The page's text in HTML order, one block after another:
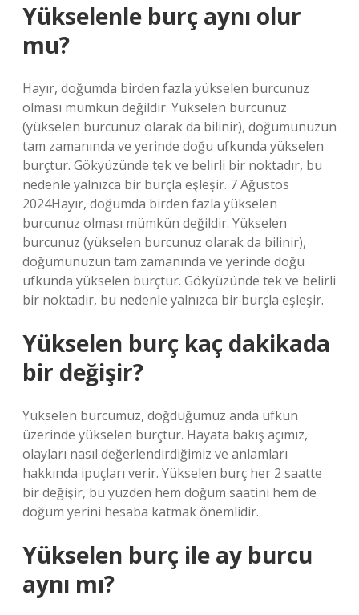
Yükselenle burç aynı olur
mu?
Hayır, doğumda birden fazla yükselen burcunuz
olması mümkün değildir. Yükselen burcunuz
(yükselen burcunuz olarak da bilinir), doğumunuzun
tam zamanında ve yerinde doğu ufkunda yükselen
burçtur. Gökyüzünde tek ve belirli bir noktadır, bu
nedenle yalnızca bir burçla eşleşir. 7 Ağustos
2024Hayır, doğumda birden fazla yükselen
burcunuz olması mümkün değildir. Yükselen
burcunuz (yükselen burcunuz olarak da bilinir),
doğumunuzun tam zamanında ve yerinde doğu
ufkunda yükselen burçtur. Gökyüzünde tek ve belirli
bir noktadır, bu nedenle yalnızca bir burçla eşleşir.
Yükselen burç kaç dakikada
bir değişir?
Yükselen burcumuz, doğduğumuz anda ufkun
üzerinde yükselen burçtur. Hayata bakış açımız,
olayları nasıl değerlendirdiğimiz ve anlamları
hakkında ipuçları verir. Yükselen burç her 2 saatte
bir değişir, bu yüzden hem doğum saatini hem de
doğum yerini hesaba katmak önemlidir.
Yükselen burç ile ay burcu
aynı mı?